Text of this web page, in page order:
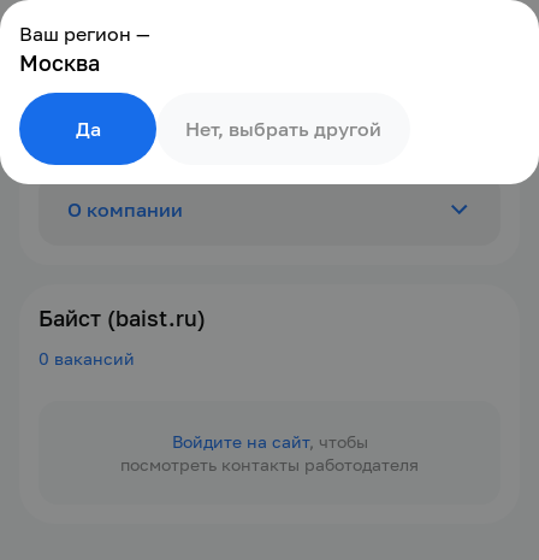
Байст (baist.ru)
0 вакансий
Войдите на сайт, чтобы
посмотреть контакты работодателя
О компании
Ваш регион —
Москва
Нет, выбрать другой
Да